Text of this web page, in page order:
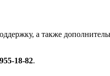
а также
18-82.